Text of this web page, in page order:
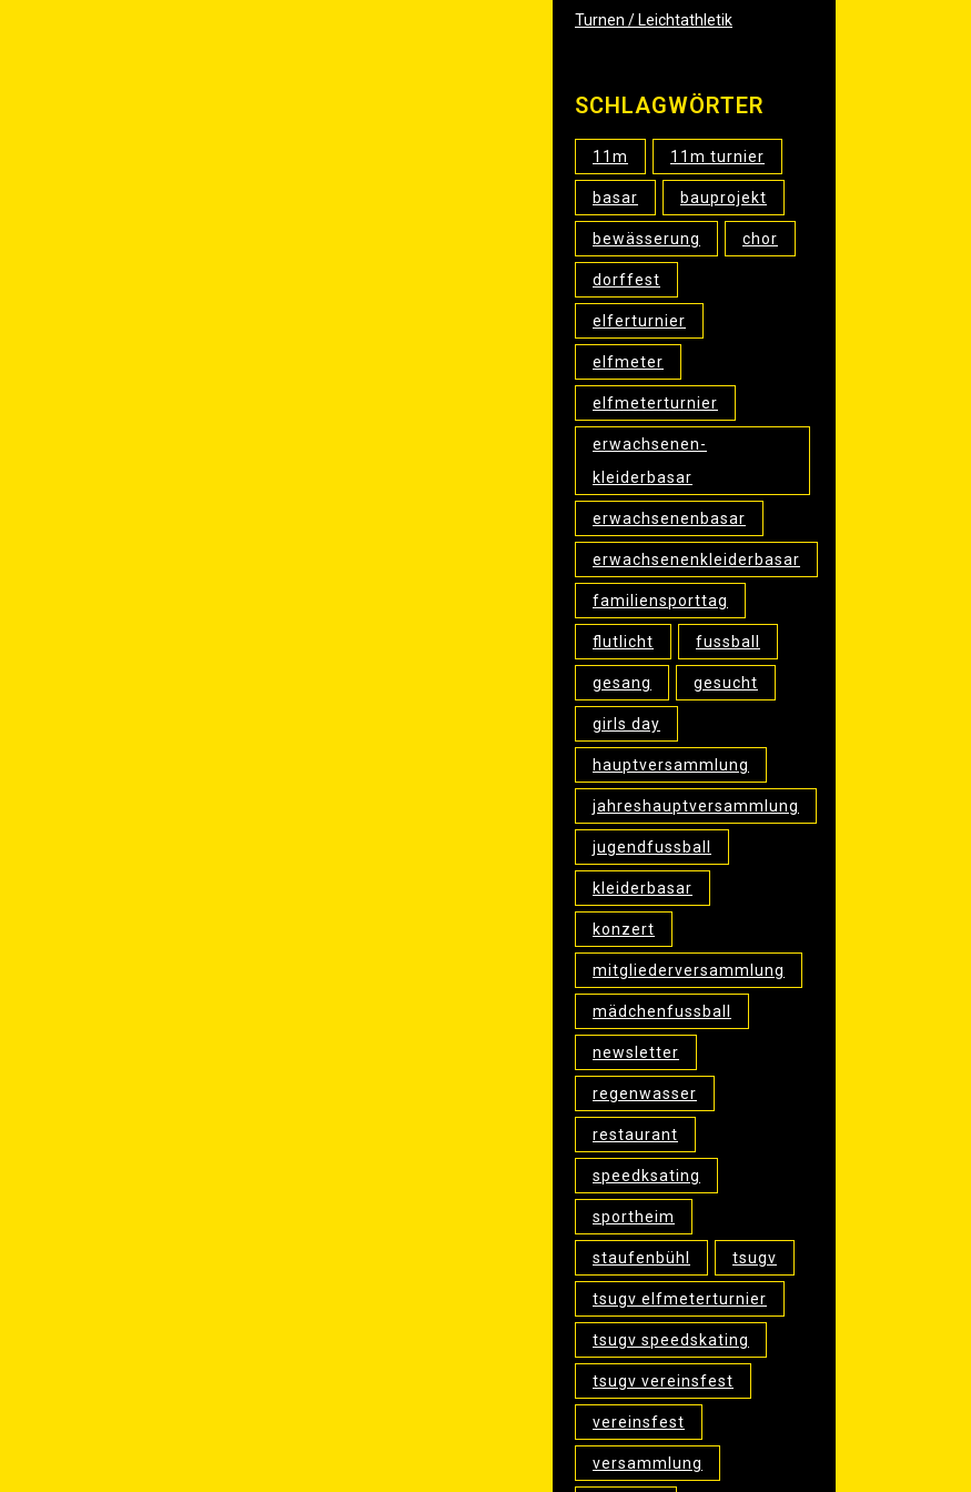
Turnen / Leichtathletik
SCHLAG­WÖR­TER
11m 11m turnier
basar bauprojekt
bewässerung chor
dorffest
elferturnier
elfmeter
elfmeterturnier
erwachsenen-
kleiderbasar
erwachsenenbasar
erwachsenenkleiderbasar
familiensporttag
flutlicht fussball
gesang gesucht
girls day
hauptversammlung
jahreshauptversammlung
jugendfussball
kleiderbasar
konzert
mitgliederversammlung
mädchenfussball
newsletter
regenwasser
restaurant
speedksating
sportheim
staufenbühl tsugv
tsugv elfmeterturnier
tsugv speedskating
tsugv vereinsfest
vereinsfest
versammlung